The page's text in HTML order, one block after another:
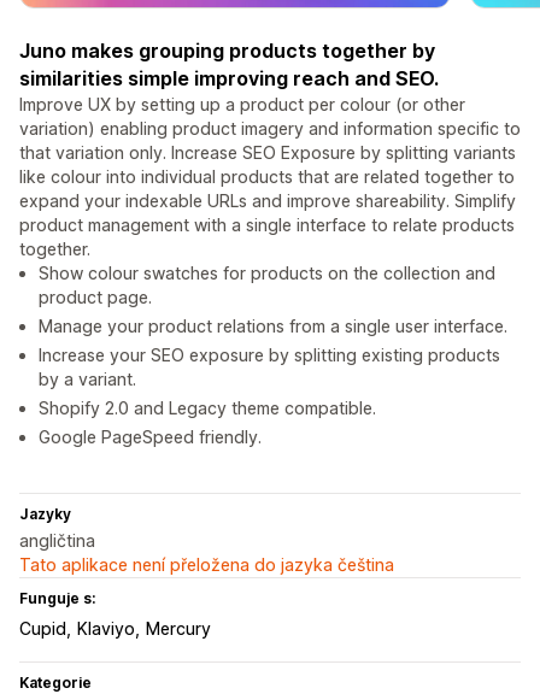
Juno makes grouping products together by
similarities simple improving reach and SEO.
Improve UX by setting up a product per colour (or other
variation) enabling product imagery and information specific to
that variation only. Increase SEO Exposure by splitting variants
like colour into individual products that are related together to
expand your indexable URLs and improve shareability. Simplify
product management with a single interface to relate products
together.
Show colour swatches for products on the collection and
product page.
Manage your product relations from a single user interface.
Increase your SEO exposure by splitting existing products
by a variant.
Shopify 2.0 and Legacy theme compatible.
Google PageSpeed friendly.
Jazyky
angličtina
Tato aplikace není přeložena do jazyka čeština
Funguje s:
Cupid Klaviyo Mercury
Kategorie